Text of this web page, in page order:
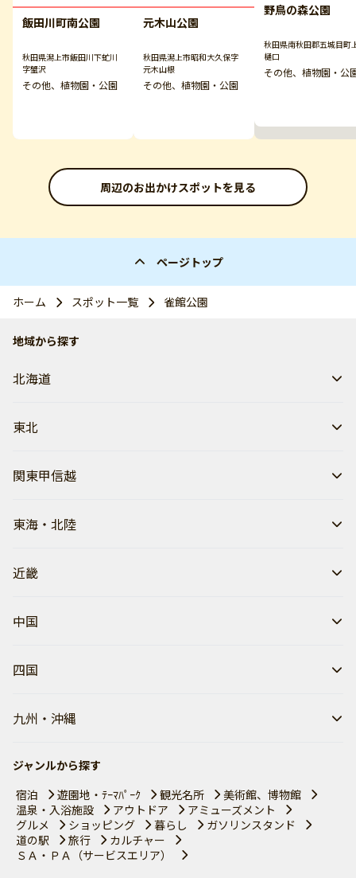
飯田川町南公園
秋田県潟上市飯田川下虻川
字蟹沢
その他、植物園・公園
元木山公園
秋田県潟上市昭和大久保字
元木山根
その他、植物園・公園
野鳥の森公園
秋田県南秋田郡五城目町
樋口
その他、植物園・公
周辺のお出かけスポットを見る
ページトップ
ホーム スポット一覧 雀館公園
地域から探す
北海道
東北
関東甲信越
東海・北陸
近畿
中国
四国
九州・沖縄
ジャンルから探す
宿泊
遊園地・ﾃｰﾏﾊﾟｰｸ 観光名所
美術館、博物館
温泉・入浴施設
アウトドア
アミューズメント
グルメ
ショッピング 暮らし
ガソリンスタンド
道の駅
旅行
カルチャー
ＳＡ・ＰＡ（サービスエリア）